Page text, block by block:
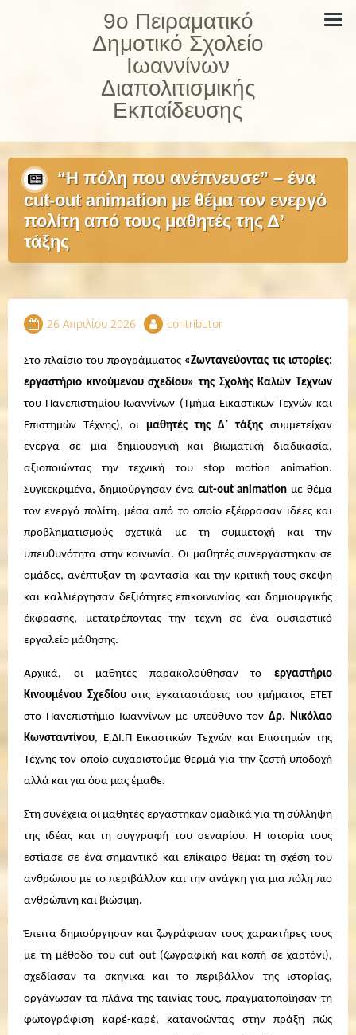
9ο Πειραματικό
Δημοτικό Σχολείο
Ιωαννίνων
Διαπολιτισμικής
Εκπαίδευσης
“Η πόλη που ανέπνευσε” – ένα
cut-out animation με θέμα τον ενεργό
πολίτη από τους μαθητές της Δ’
τάξης
26 Απριλίου 2026 contributor
Στο πλαίσιο του προγράμματος «Ζωντανεύοντας τις ιστορίες:
εργαστήριο κινούμενου σχεδίου»της ΣχολήςΚαλών Τεχνων
του Πανεπιστημίου Ιωαννίνων (Τμήμα ΕικαστικώνΤεχνών και
Επιστημών Τέχνης), οιμαθητές της Δ΄ τάξης συμμετείχαν
ενεργά σε μια δημιουργική και βιωματική διαδικασία,
αξιοποιώντας την τεχνική του stop motion animation.
Συγκεκριμένα, δημιούργησαν ένα cut-out animation με θέμα
τον ενεργό πολίτη, μέσα από το οποίο εξέφρασαν ιδέες και
προβληματισμούς σχετικά με τη συμμετοχή και την
υπευθυνότητα στην κοινωνία. Οι μαθητές συνεργάστηκαν σε
ομάδες, ανέπτυξαν τη φαντασία και την κριτική τους σκέψη
και καλλιέργησαν δεξιότητες επικοινωνίας και δημιουργικής
έκφρασης, μετατρέποντας την τέχνη σε ένα ουσιαστικό
εργαλείο μάθησης.
Αρχικά, οι μαθητές παρακολούθησαν το εργαστήριο
Κινουμένου Σχεδίουστις εγκαταστάσεις του τμήματος ΕΤΕΤ
στο Πανεπιστήμιο Ιωαννίνων με υπεύθυνο τον Δρ. Νικόλαο
Κωνσταντίνου, Ε.ΔΙ.Π Εικαστικών Τεχνών και Επιστημών της
Τέχνης τον οποίο ευχαριστούμε θερμά για την ζεστή υποδοχή
αλλά και για όσα μας έμαθε.
Στη συνέχεια οι μαθητές εργάστηκαν ομαδικά για τη σύλληψη
της ιδέας και τη συγγραφή του σεναρίου. Η ιστορία τους
εστίασε σε ένα σημαντικό και επίκαιρο θέμα: τη σχέση του
ανθρώπου με το περιβάλλον και την ανάγκη για μια πόλη πιο
ανθρώπινη και βιώσιμη.
Έπειτα δημιούργησαν και ζωγράφισαν τους χαρακτήρες τους
με τη μέθοδο του cut out (ζωγραφική και κοπή σε χαρτόνι),
σχεδίασαν τα σκηνικά και το περιβάλλον της ιστορίας,
οργάνωσαν τα πλάνα της ταινίας τους, πραγματοποίησαν τη
φωτογράφιση καρέ-καρέ, κατανοώντας στην πράξη πώς